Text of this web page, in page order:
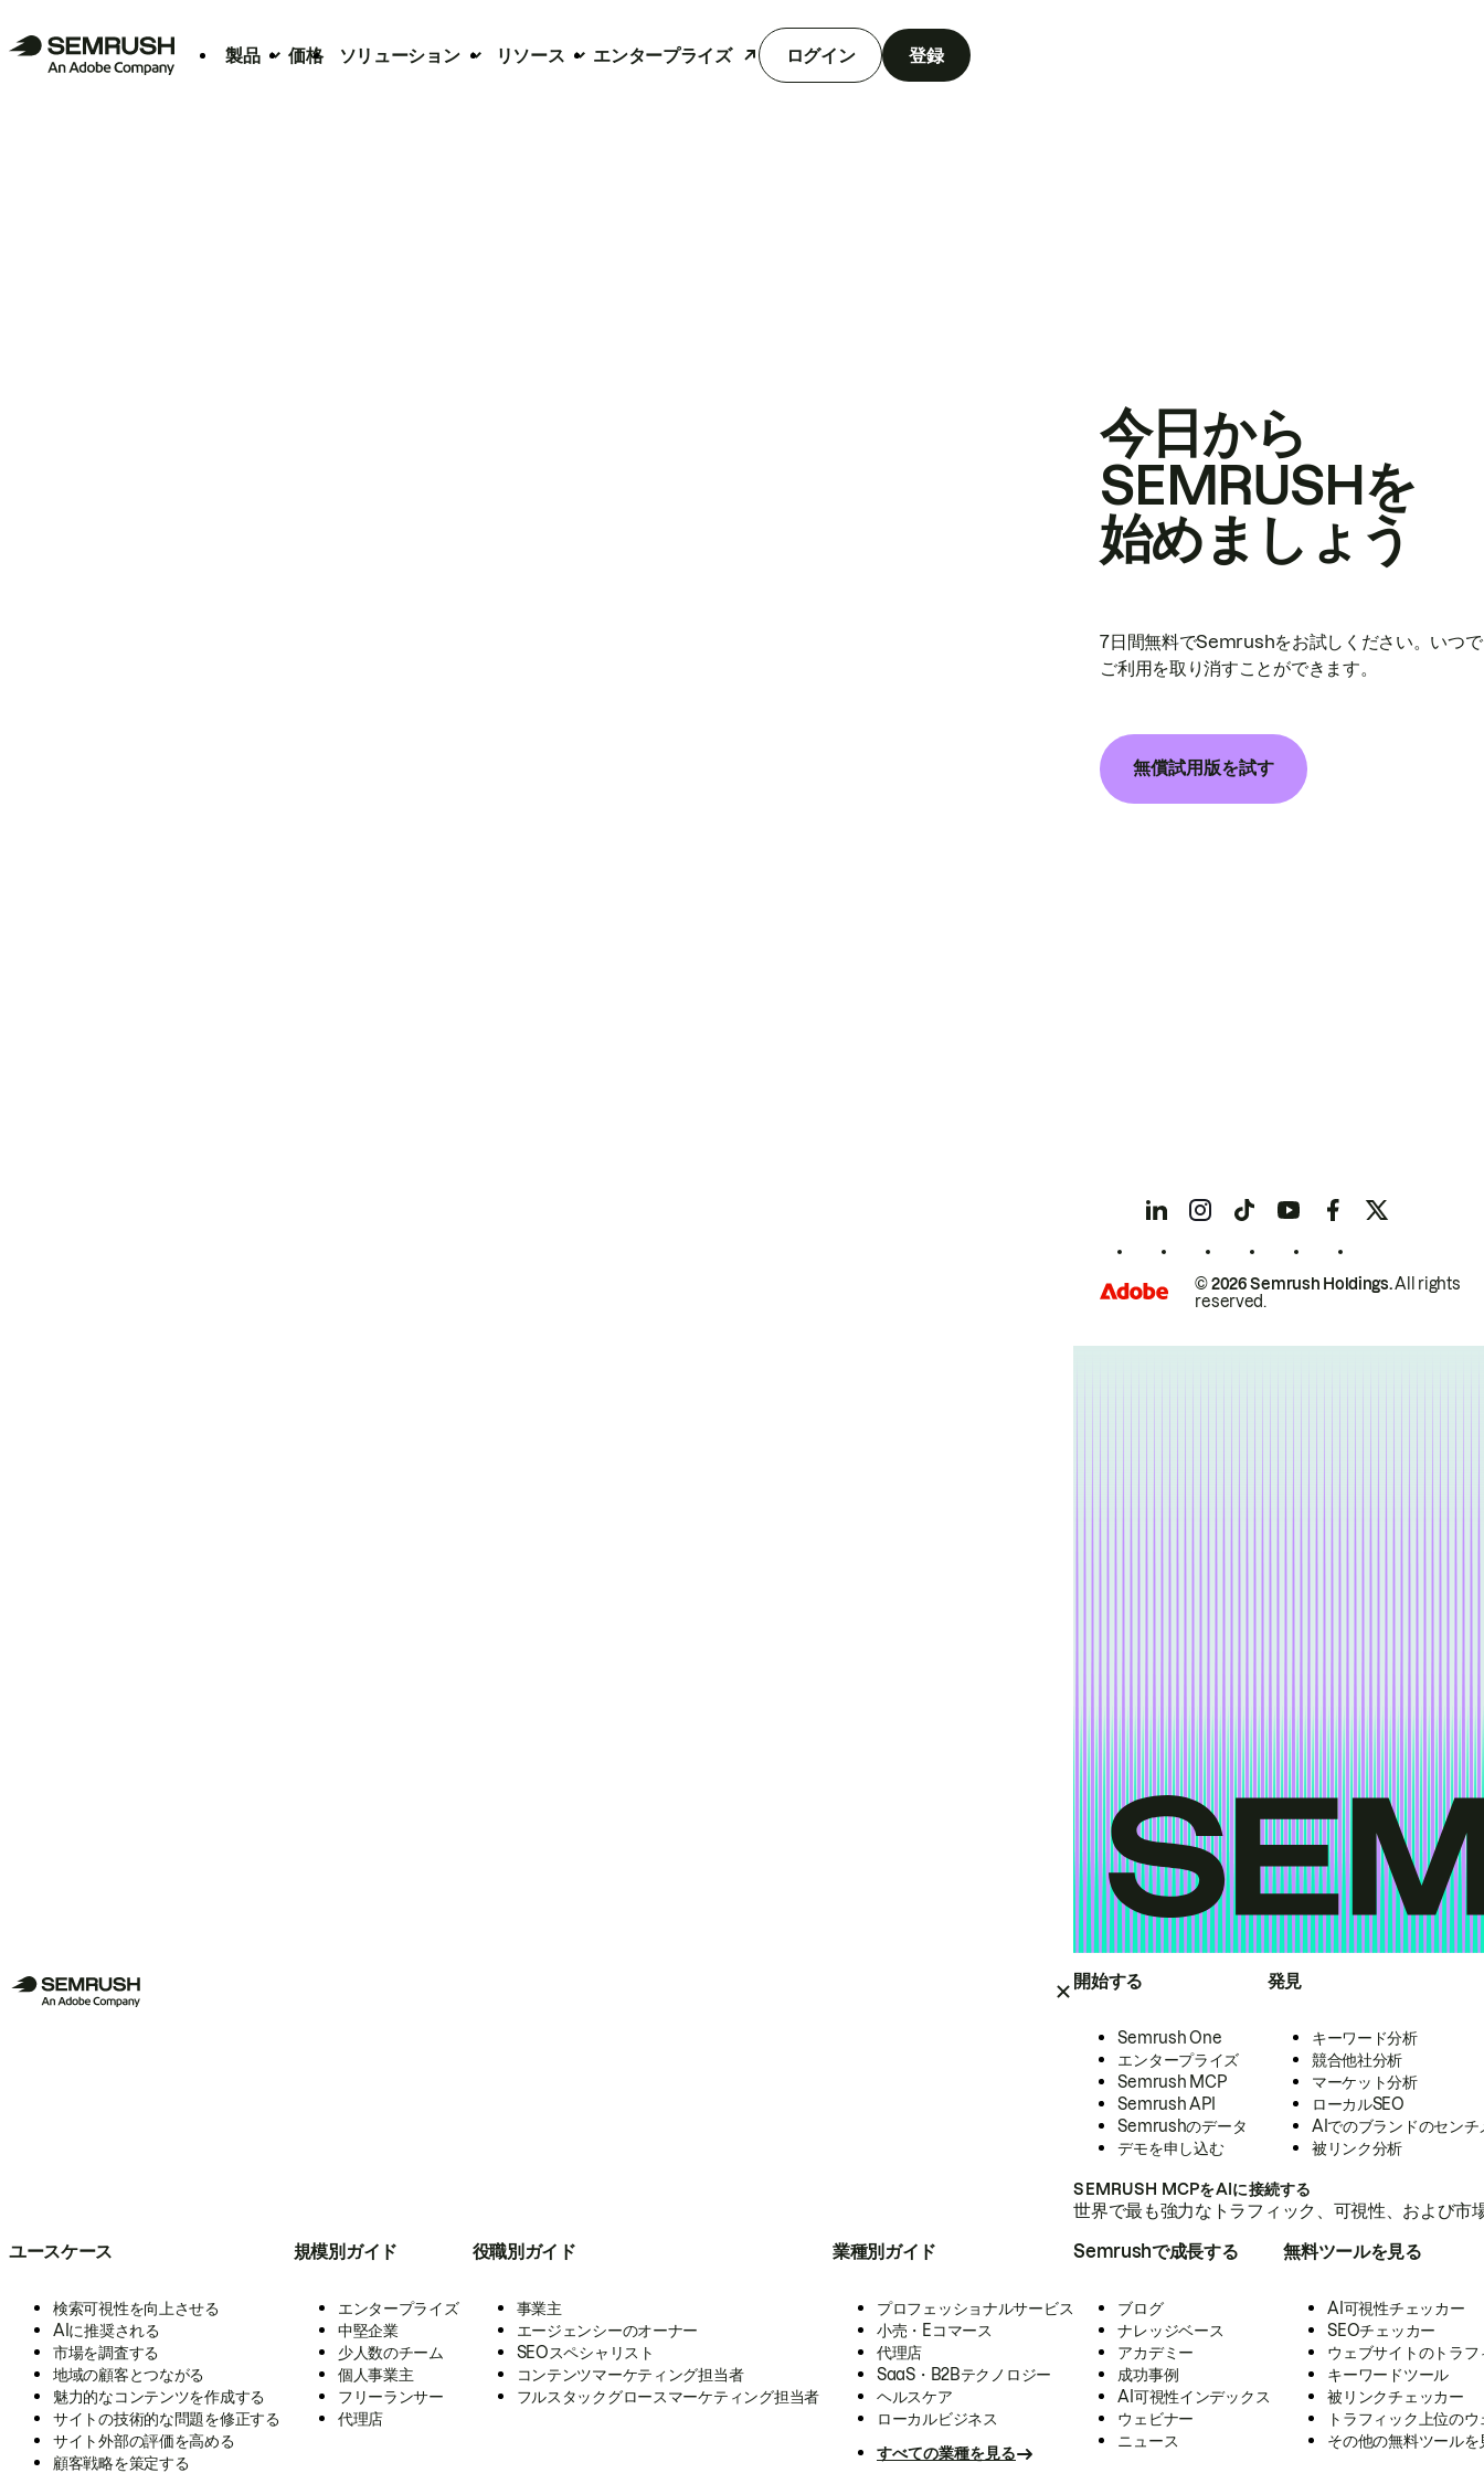
製品 価格 ソリューション リソース エンタープライズ ログイン 登録
開始する
Semrush One
エンタープライズ
Semrush MCP
Semrush API
Semrushのデータ
デモを申し込む
発見
キーワード分析
競合他社分析
マーケット分析
ローカルSEO
AIでのブランドのセンチ
被リンク分析
SEMRUSH MCPをAIに接続する
世界で最も強力なトラフィック、可視性、および
ユースケース
検索可視性を向上させる
AIに推奨される
市場を調査する
地域の顧客とつながる
魅力的なコンテンツを作成する
サイトの技術的な問題を修正する
サイト外部の評価を高める
顧客戦略を策定する
規模別ガイド
エンタープライズ
中堅企業
少人数のチーム
個人事業主
フリーランサー
代理店
役職別ガイド
事業主
エージェンシーのオーナー
SEOスペシャリスト
コンテンツマーケティング担当者
フルスタックグロースマーケティング担当者
業種別ガイド
プロフェッショナルサービス
小売・Eコマース
代理店
SaaS・B2Bテクノロジー
ヘルスケア
ローカルビジネス
すべての業種を見る
Semrushで成長する
ブログ
ナレッジベース
アカデミー
成功事例
AI可視性インデックス
ウェビナー
ニュース
無料ツールを見る
AI可視性チェッカー
SEOチェッカー
ウェブサイトのトラ
キーワードツール
被リンクチェッカー
トラフィック上位の
その他の無料ツールを
今日から
SEMRUSHを
始めましょう
7日間無料でSemrushをお試しください。いつ
ご利用を取り消すことができます。
無償試用版を試す
© 2026 Semrush Holdings.All rights
reserved.